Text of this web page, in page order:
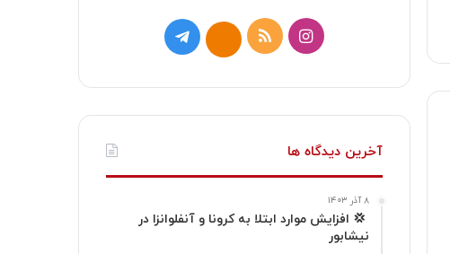
ا
س
ت
ا
خ
ک
ت
ا
م
آخرین دیدگاه ها
۸ آذر ۱۴۰۳
‍ 💢 افزایش موارد ابتلا به کرونا و آنفلوانزا در
نیشابور